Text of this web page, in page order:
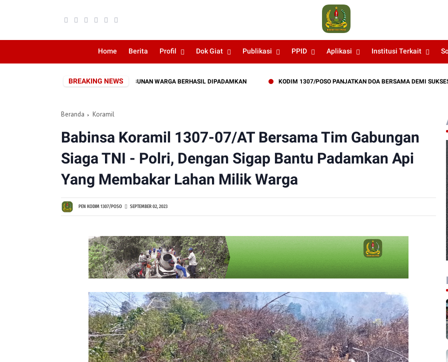
Home Berita Profil Dok Giat Publikasi PPID Aplikasi Institusi Terkait
BREAKING NEWS
KEBAKARAN LAHAN DEKAT PERKEBUNAN WARGA BERHASIL DIPADAMKAN KODIM 1307/POSO PANJATKAN DOA BERSAMA DEMI SUKSESNYA
Beranda Koramil
Babinsa Koramil 1307-07/AT Bersama Tim Gabungan
Siaga TNI - Polri, Dengan Sigap Bantu Padamkan Api
Yang Membakar Lahan Milik Warga
PEN KODIM 1307/POSO SEPTEMBER 02, 2023